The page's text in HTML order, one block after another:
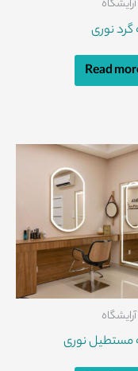
گرد نوری
Read
مستطیل نوری